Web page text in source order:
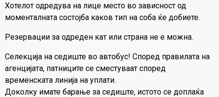
Хотелот одредува на лице место во зависност од
моменталната состојба каков тип на соба ќе добиете.
Резервации за одреден кат или страна не е можна.
Селекција на седиште во автобус! Според правилата на
агенцијата, патниците се сместуваат според
временската линија на уплати.
Доколку имате барање за седиште, истото се доплаќа